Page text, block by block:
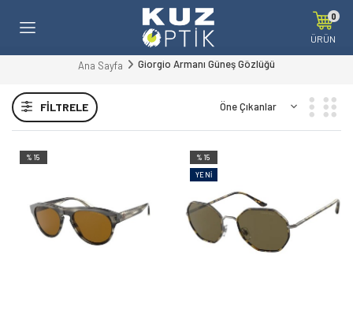
0
ÜRÜN
Ana Sayfa Giorgio Armanı Güneş Gözlüğü
FILTRELE
%15
%15
YENI